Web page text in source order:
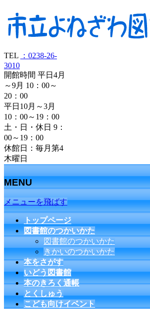
TEL
：0238-26-
3010
開館時間 平日4月
～9月 10：00～
20：00
平日10月～3月
10：00～19：00
土・日・休日 9：
00～19：00
休館日：毎月第4
木曜日
MENU
メニューを飛ばす
トップページ
図書館のつかいかた
図書館のつかいかた
きかいのつかいかた
本をさがす
いどう図書館
本のきろく通帳
とくしゅう
こども向けイベント